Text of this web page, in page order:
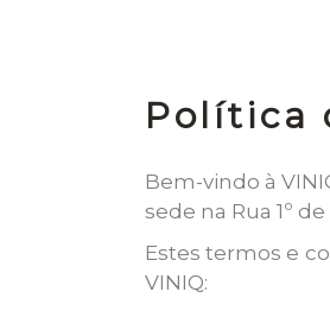
Política
Bem-vindo à
sede na Rua 1º
Estes termos e
VINIQ: